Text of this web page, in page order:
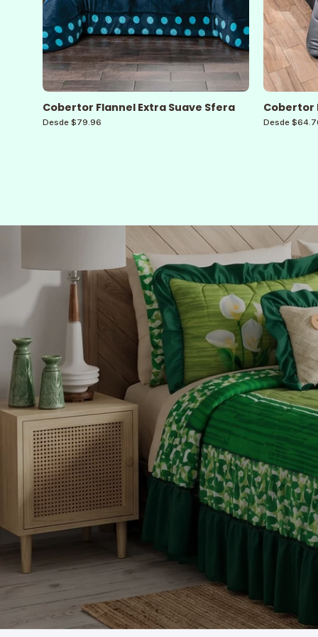
Cobertor Flannel Extra Suave Sfera
Desde $79.96
Cobertor
Desde